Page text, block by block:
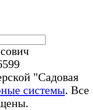
"Садовая
системы. Все